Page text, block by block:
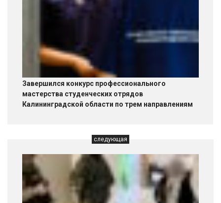
Завершился конкурс профессионального
мастерства студенческих отрядов
Калининградской области по трем направлениям
следующая